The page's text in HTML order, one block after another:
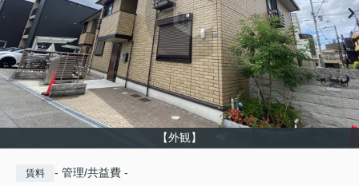
【外観】
賃料 - 管理/共益費 -